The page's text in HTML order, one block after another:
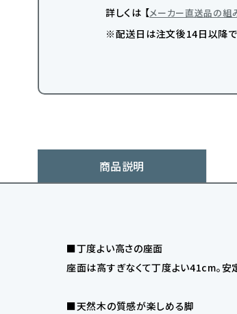
詳しくは 【メーカー直送品の組
※配送日は注文後14日以降で
商品説明
■丁度よい高さの座面
座面は高すぎなくて丁度よい41cm。安
■天然木の質感が楽しめる脚